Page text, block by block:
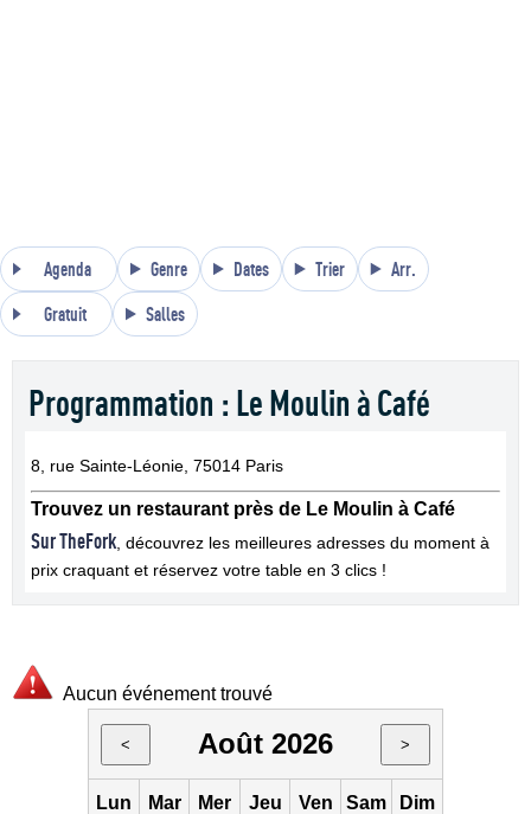
Agenda Genre Dates Trier Arr.
Gratuit Salles
Programmation : Le Moulin à Café
8, rue Sainte-Léonie, 75014 Paris
Trouvez un restaurant près de Le Moulin à Café
Sur TheFork , découvrez les meilleures adresses du moment à
prix craquant et réservez votre table en 3 clics !
Aucun événement trouvé
< Août 2026 >
Lun Mar Mer Jeu Ven Sam Dim